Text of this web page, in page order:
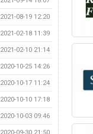
2021-08-19 12:20
2021-02-18 11:39
2021-02-10 21:14
2020-10-25 14:26
2020-10-17 11:24
2020-10-10 17:18
2020-10-03 09:46